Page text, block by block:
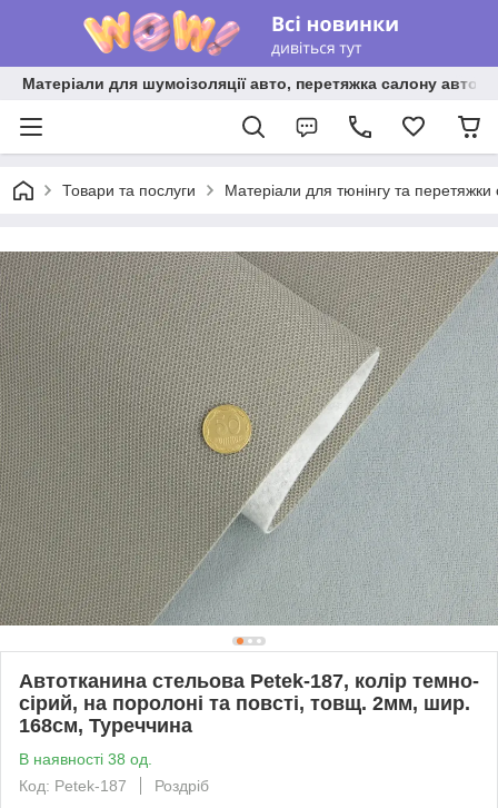
Матеріали для шумоізоляції авто, перетяжка салону авто
Товари та послуги Матеріали для тюнінгу та
Автотканина стельова Petek-187, колір темно-
сірий, на поролоні та повсті, товщ. 2мм, шир.
168см, Туреччина
В наявності 38 од.
Код: Petek-187
Роздріб